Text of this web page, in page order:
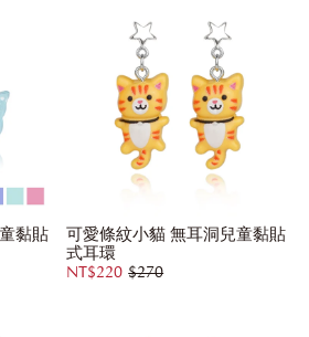
黏貼
可愛條紋小貓 無耳洞兒童黏貼
式耳環
NT$220 $270